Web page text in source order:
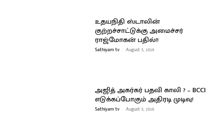
உதயநிதி ஸ்டாலின்
குற்றச்சாட்டுக்கு அமைச்சர்
ராஜ்மோகன் பதில்!!
Sathiyam tv - August 5, 2026
அஜித் அகர்கர் பதவி காலி ? – BCCI
எடுக்கப்போகும் அதிரடி முடிவு!
Sathiyam tv - August 5, 2026